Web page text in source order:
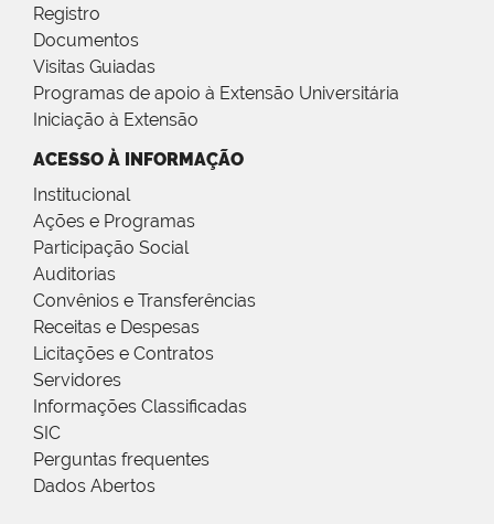
Registro
Documentos
Visitas Guiadas
Programas de apoio à Extensão Universitária
Iniciação à Extensão
ACESSO À INFORMAÇÃO
Institucional
Ações e Programas
Participação Social
Auditorias
Convênios e Transferências
Receitas e Despesas
Licitações e Contratos
Servidores
Informações Classificadas
SIC
Perguntas frequentes
Dados Abertos